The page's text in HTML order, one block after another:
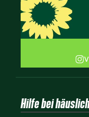
Hilfe bei